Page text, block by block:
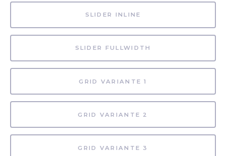
SLIDER INLINE
SLIDER FULLWIDTH
GRID VARIANTE 1
GRID VARIANTE 2
GRID VARIANTE 3